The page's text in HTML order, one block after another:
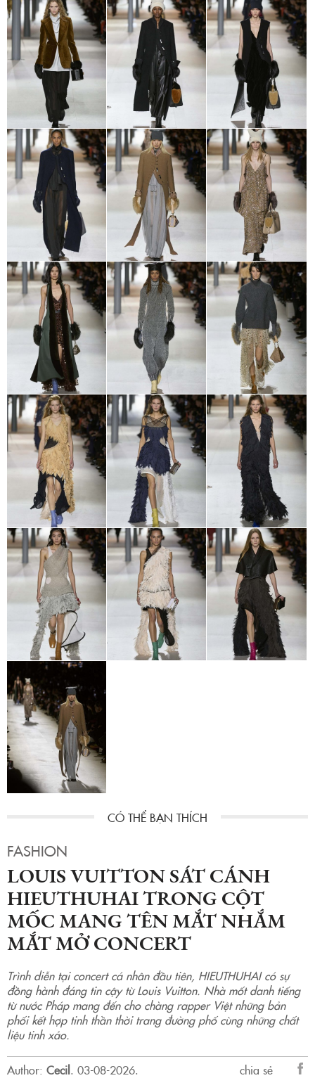
FASHION
LOUIS VUITTON SÁT CÁNH
HIEUTHUHAI TRONG CỘT
MỐC MANG TÊN MẮT NHẮM
MẮT MỞ CONCERT
Trình diễn tại concert cá nhân đầu tiên, HIEUTHUHAI có sự
đồng hành đáng tin cậy từ Louis Vuitton. Nhà mốt danh tiếng
từ nước Pháp mang đến cho chàng rapper Việt những bản
phối kết hợp tinh thần thời trang đường phố cùng những chất
liệu tinh xảo.
Author: Cecil. 03-08-2026.
chia sẻ